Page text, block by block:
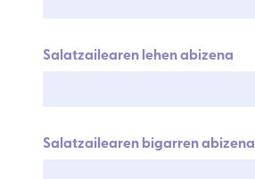
Salatzailearen lehen abizena
Salatzailearen bigarren abizena